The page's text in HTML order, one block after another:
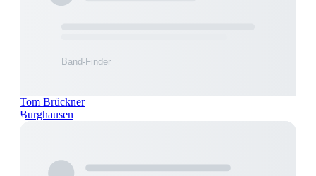
Tom Brückner
Burghausen